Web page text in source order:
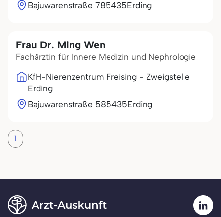
Bajuwarenstraße 785435Erding
Frau Dr. Ming Wen
Fachärztin für Innere Medizin und Nephrologie
KfH-Nierenzentrum Freising - Zweigstelle
Erding
Bajuwarenstraße 585435Erding
1